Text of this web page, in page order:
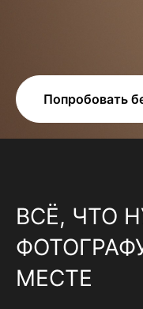
Попробовать
ВСЁ, ЧТО
МЕСТЕ